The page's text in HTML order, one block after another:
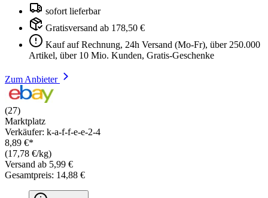
sofort lieferbar
Gratisversand ab 178,50 €
Kauf auf Rechnung, 24h Versand (Mo-Fr), über 250.000
Artikel, über 10 Mio. Kunden, Gratis-Geschenke
Zum Anbieter
(27)
Marktplatz
Verkäufer: k-a-f-f-e-e-2-4
8,89 €*
(17,78 €/kg)
Versand ab 5,99 €
Gesamtpreis: 14,88 €